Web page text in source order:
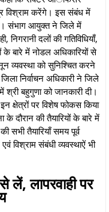
विश्राम करेंगे। इस संबंध में
संभाग आयुक्त ने जिले में
निगरानी दलों की गतिविधियाँ,
के बारे में नोडल अधिकारियों से
व्यवस्था को सुनिश्चित करने
निर्वाचन अधिकारी ने जिले
बहुगुणा को जानकारी दी।
क्षेत्रों पर विशेष फोकस किया
दौरान की तैयारियों के बारे में
सभी तैयारियाँ समय पूर्व
विश्राम संबंधी व्यवस्थाऐं भी
लें, लापरवाही पर